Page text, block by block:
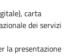
carta
dei servizi
la presentazione